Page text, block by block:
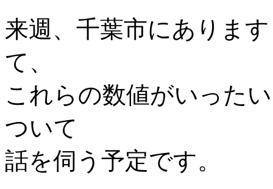
来週、千葉市にありま
て、
これらの数値がいった
ついて
話を伺う予定です。